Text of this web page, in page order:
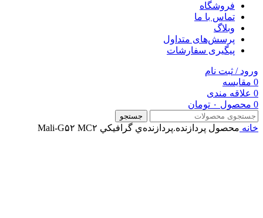
فروشگاه
تماس با ما
وبلاگ
پرسش‌های متداول
پیگیری سفارشات
ورود / ثبت نام
0 مقایسه
0 علاقه مندی
0 محصول ۰ تومان
جستجو
خانه محصول پردازنده.پردازنده‌ي گرافيکي Mali-G۵۲ MC۲